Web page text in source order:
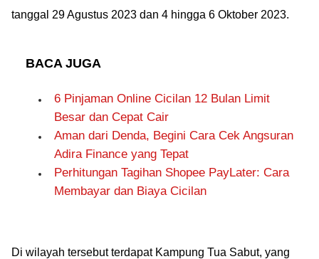
tanggal 29 Agustus 2023 dan 4 hingga 6 Oktober 2023.
BACA JUGA
6 Pinjaman Online Cicilan 12 Bulan Limit
Besar dan Cepat Cair
Aman dari Denda, Begini Cara Cek Angsuran
Adira Finance yang Tepat
Perhitungan Tagihan Shopee PayLater: Cara
Membayar dan Biaya Cicilan
Di wilayah tersebut terdapat Kampung Tua Sabut, yang